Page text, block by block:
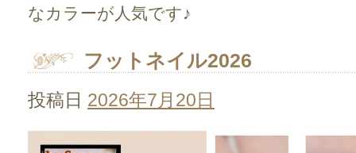
なカラーが人気です♪
フットネイル2026
投稿日 2026年7月20日